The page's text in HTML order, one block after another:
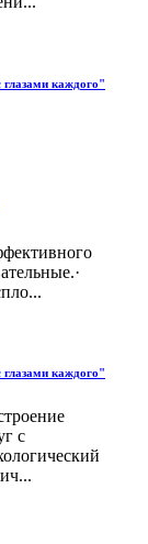
глазами каждого"
глазами каждого"
с